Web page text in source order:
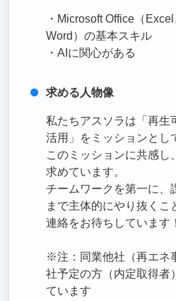
・Microsoft Office（
Word）の基本スキル
・AIに関心がある
求める人物像
私たちアスソラは「再生
活用」をミッションとし
このミッションに共感し
求めています。
チームワークを第一に、
まで主体的にやり抜くこ
連絡をお待ちしています！
※注：同業他社（再エネ
社予定の方（内定取得者
ています